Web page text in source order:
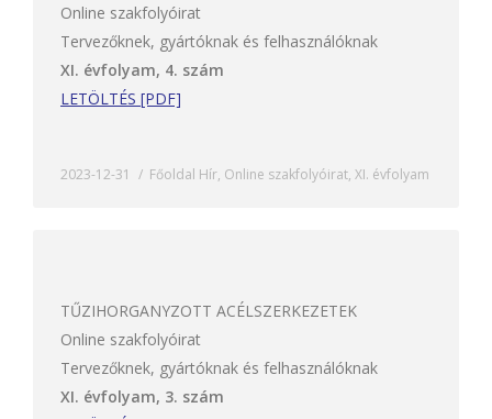
Online szakfolyóirat
Tervezőknek, gyártóknak és felhasználóknak
XI. évfolyam, 4. szám
LETÖLTÉS [PDF]
2023-12-31 Főoldal Hír, Online szakfolyóirat, XI. évfolyam
TŰZIHORGANYZOTT ACÉLSZERKEZETEK
Online szakfolyóirat
Tervezőknek, gyártóknak és felhasználóknak
XI. évfolyam, 3. szám